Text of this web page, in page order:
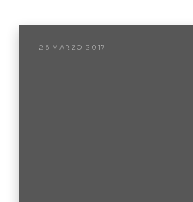
26 MARZO 2017